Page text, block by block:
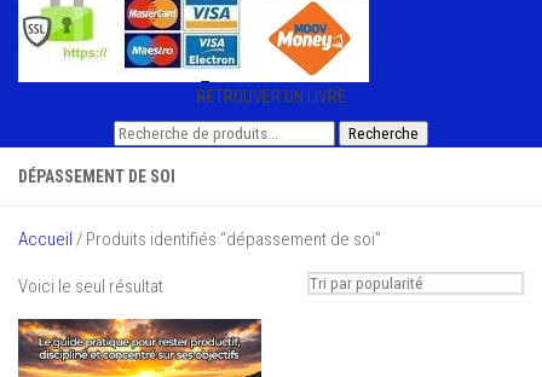
RETROUVER UN LIVRE
Recherche
Recherche
DÉPASSEMENT DE SOI
Accueil / Produits identifiés “dépassement de soi”
Voici le seul résultat